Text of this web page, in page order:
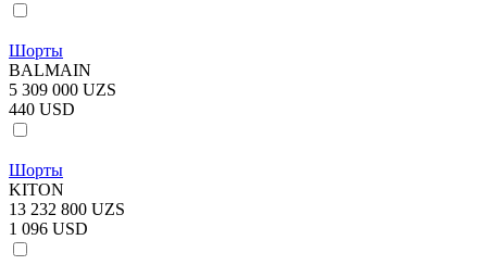
Шорты
BALMAIN
5 309 000 UZS
440 USD
Шорты
KITON
13 232 800 UZS
1 096 USD